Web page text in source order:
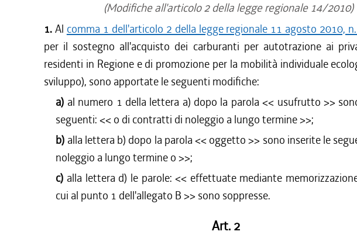
(Modifiche all'articolo 2 della legge regionale 14/2010)
1. Al comma 1 dell'articolo 2 della legge regionale 11 agosto 2010,
per il sostegno all'acquisto dei carburanti per autotrazione ai
residenti in Regione e di promozione per la mobilità individuale
sviluppo), sono apportate le seguenti modifiche:
a) al numero 1 della lettera a) dopo la parola << usufrutto >>
seguenti: << o di contratti di noleggio a lungo termine>>;
b) alla lettera b) dopo la parola << oggetto >> sono inserite le
noleggio a lungo termine o >>;
c) alla lettera d) le parole: << effettuate mediante
cui al punto 1 dell'allegato B >> sono soppresse.
Art. 2